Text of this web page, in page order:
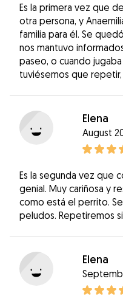
Es la primera vez que
otra persona, y
familia para él. Se
nos mantuvo
paseo, o cuando jugaba
tuviésemos que
Elena
August
Es la segunda vez que
genial. Muy cariñosa y
como está el perrito.
peludos. Repetiremos
Elena